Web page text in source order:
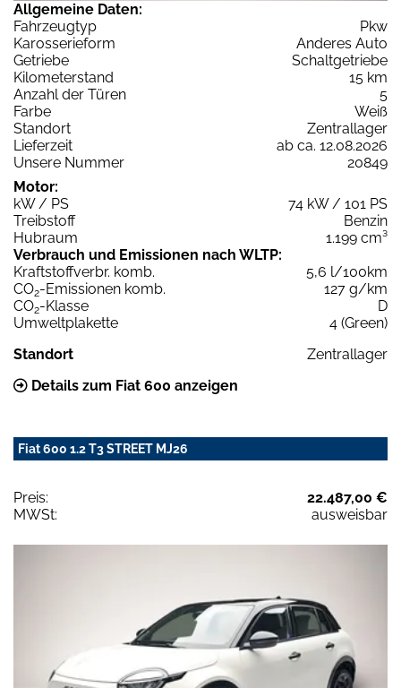
Allgemeine Daten:
Fahrzeugtyp
Pkw
Karosserieform
Anderes Auto
Getriebe
Schaltgetriebe
Kilometerstand
15 km
Anzahl der Türen
5
Farbe
Weiß
Standort
Zentrallager
Lieferzeit
ab ca. 12.08.2026
Unsere Nummer
20849
Motor:
kW / PS
74 kW / 101 PS
Treibstoff
Benzin
Hubraum
1.199 cm³
Verbrauch und Emissionen nach WLTP:
Kraftstoffverbr. komb.
5,6 l/100km
CO2-Emissionen komb.
127 g/km
CO2-Klasse
D
Umweltplakette
4 (Green)
Standort
Zentrallager
Details zum Fiat 600 anzeigen
Fiat 600 1.2 T3 STREET MJ26
Preis:
22.487,00 €
MWSt:
ausweisbar